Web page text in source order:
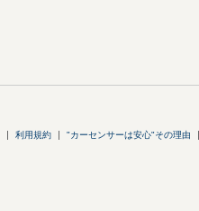
利用規約 "カーセンサーは安心"その理由